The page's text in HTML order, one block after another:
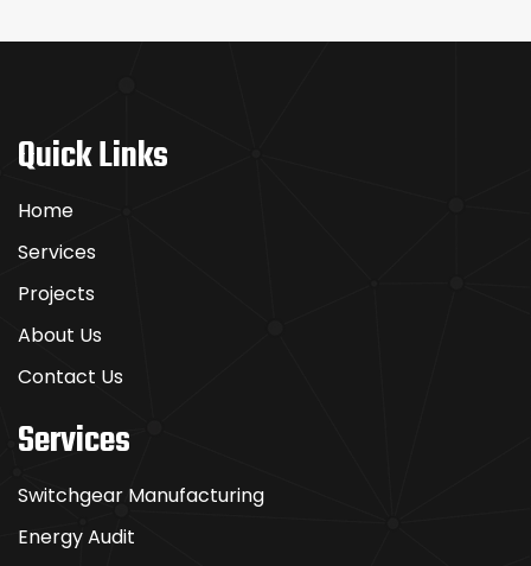
Quick Links
Home
Services
Projects
About Us
Contact Us
Services
Switchgear Manufacturing
Energy Audit